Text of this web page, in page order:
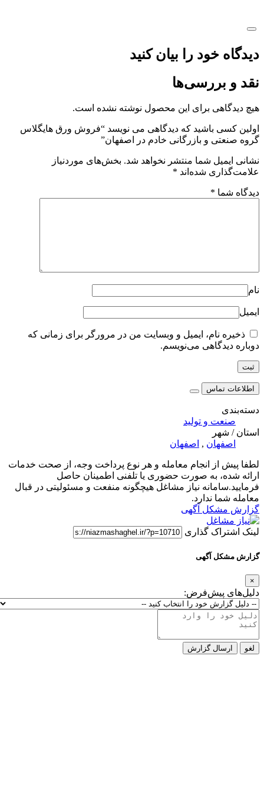
دیدگاه خود را بیان کنید
نقد و بررسی‌ها
هیچ دیدگاهی برای این محصول نوشته نشده است.
اولین کسی باشید که دیدگاهی می نویسد “فروش ورق هایگلاس
گروه صنعتی و بازرگانی خادم در اصفهان”
نشانی ایمیل شما منتشر نخواهد شد. بخش‌های موردنیاز
علامت‌گذاری شده‌اند *
دیدگاه شما *
نام
ایمیل
ذخیره نام، ایمیل و وبسایت من در مرورگر برای زمانی که
دوباره دیدگاهی می‌نویسم.
اطلاعات تماس
دسته‌بندی
صنعت و تولید
استان / شهر
اصفهان, اصفهان
لطفا پیش از انجام معامله و هر نوع پرداخت وجه، از صحت خدمات
ارائه شده، به صورت حضوری یا تلفنی اطمینان حاصل
فرمایید.سامانه نیاز مشاغل هیچگونه منفعت و مسئولیتی در قبال
معامله شما ندارد.
گزارش مشکل آگهی
لینک اشتراک گذاری
گزارش مشکل آگهی
×
دلیل‌های پیش‌فرض:
لغو ارسال گزارش